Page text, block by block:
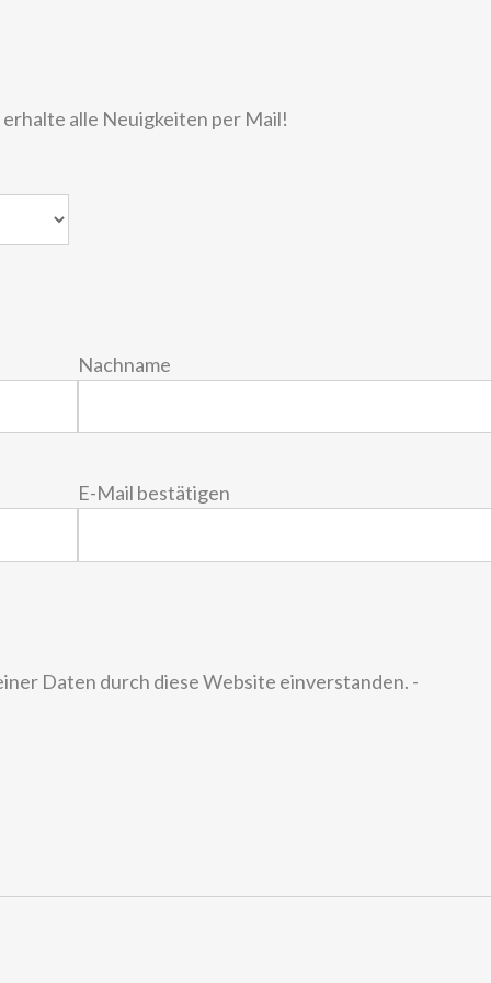
alle Neuigkeiten per Mail!
Nachname
E-Mail bestätigen
Daten durch diese Website einverstanden. -